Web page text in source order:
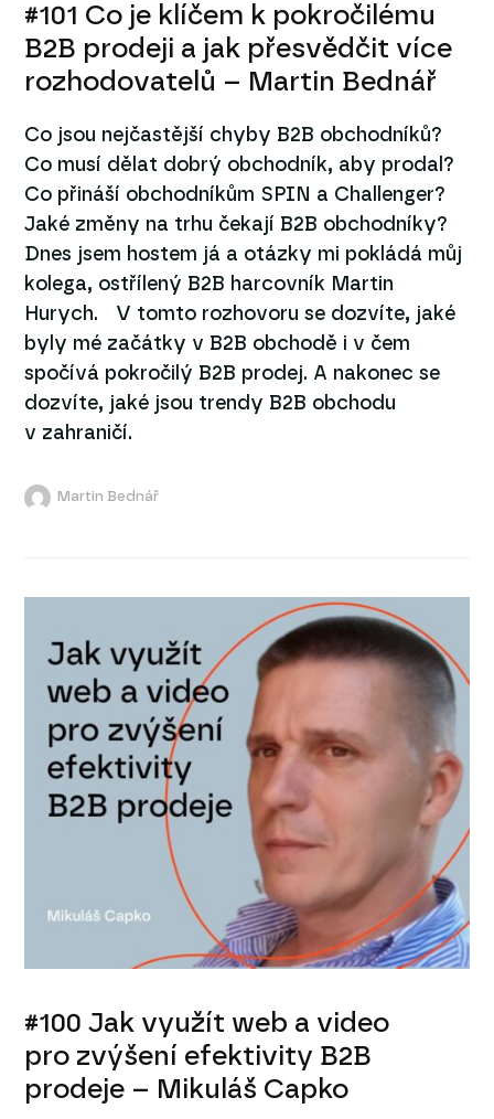
#101 Co je klíčem k pokročilému
B2B prodeji a jak přesvědčit více
rozhodovatelů – Martin Bednář
Co jsou nejčastější chyby B2B obchodníků?
Co musí dělat dobrý obchodník, aby prodal?
Co přináší obchodníkům SPIN a Challenger?
Jaké změny na trhu čekají B2B obchodníky?
Dnes jsem hostem já a otázky mi pokládá můj
kolega, ostřílený B2B harcovník Martin
Hurych. V tomto rozhovoru se dozvíte, jaké
byly mé začátky v B2B obchodě i v čem
spočívá pokročilý B2B prodej. A nakonec se
dozvíte, jaké jsou trendy B2B obchodu
v zahraničí.
Martin Bednář
#100 Jak využít web a video
pro zvýšení efektivity B2B
prodeje – Mikuláš Capko